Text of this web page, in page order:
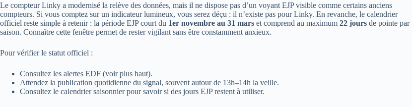
Le compteur Linky a modernisé la relève des données, mais il ne dispose pas d’un voyant EJP visible comme certains anciens
compteurs. Si vous comptez sur un indicateur lumineux, vous serez déçu : il n’existe pas pour Linky. En revanche, le calendrier
officiel reste simple à retenir : la période EJP court du 1er novembre au 31 mars et comprend au maximum 22 jours de pointe par
saison. Connaître cette fenêtre permet de rester vigilant sans être constamment anxieux.
Pour vérifier le statut officiel :
Consultez les alertes EDF (voir plus haut).
Attendez la publication quotidienne du signal, souvent autour de 13h–14h la veille.
Consultez le calendrier saisonnier pour savoir si des jours EJP restent à utiliser.